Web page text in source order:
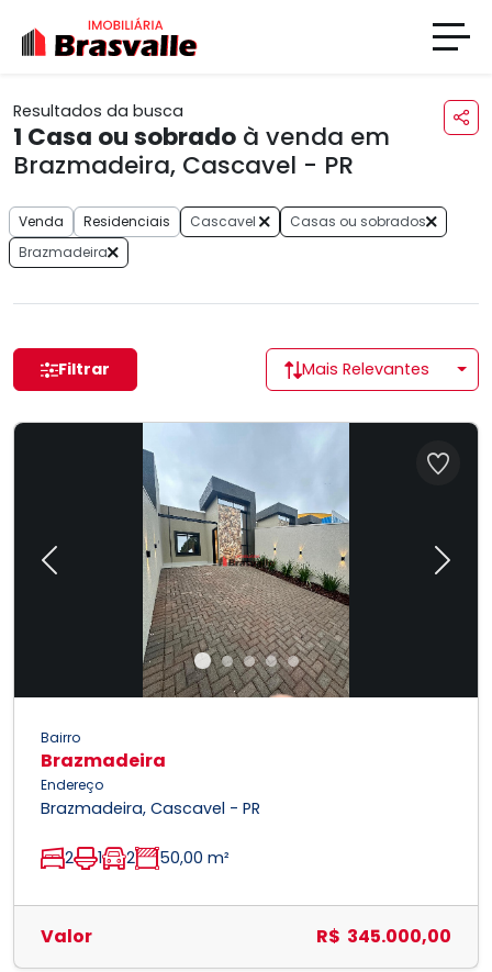
Resultados da busca
1 Casa ou sobrado à venda em
Brazmadeira, Cascavel - PR
Venda Residenciais Cascavel
Casas ou sobrados
Brazmadeira
Filtrar Mais Relevantes
Previous Next
Bairro
Brazmadeira
Endereço
Brazmadeira, Cascavel - PR
2 1 2 50,00 m²
Valor R$ 345.000,00